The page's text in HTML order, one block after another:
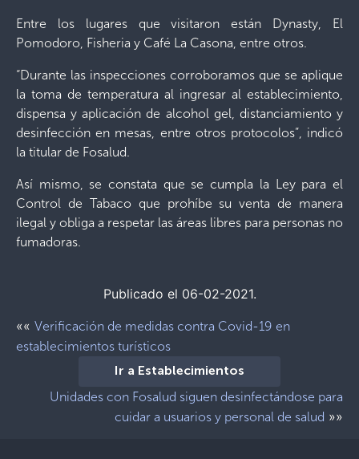
Entre los lugares que visitaron están Dynasty, El
Pomodoro, Fisheria y Café La Casona, entre otros.
“Durante las inspecciones corroboramos que se aplique
la toma de temperatura al ingresar al establecimiento,
dispensa y aplicación de alcohol gel, distanciamiento y
desinfección en mesas, entre otros protocolos”, indicó
la titular de Fosalud.
Así mismo, se constata que se cumpla la Ley para el
Control de Tabaco que prohíbe su venta de manera
ilegal y obliga a respetar las áreas libres para personas no
fumadoras.
Publicado el 06-02-2021.
«« Verificación de medidas contra Covid-19 en
establecimientos turísticos
Ir a Establecimientos
Unidades con Fosalud siguen desinfectándose para
cuidar a usuarios y personal de salud »»